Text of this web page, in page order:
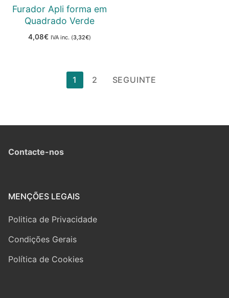
Furador Apli forma em
Quadrado Verde
4,08€ IVA inc. (3,32€)
1 2 SEGUINTE
Contacte-nos
MENÇÕES LEGAIS
Politica de Privacidade
Condições Gerais
Política de Cookies